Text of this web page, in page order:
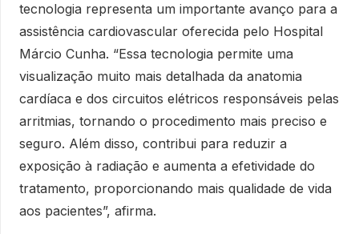
tecnologia representa um importante avanço para a
assistência cardiovascular oferecida pelo Hospital
Márcio Cunha. “Essa tecnologia permite uma
visualização muito mais detalhada da anatomia
cardíaca e dos circuitos elétricos responsáveis pelas
arritmias, tornando o procedimento mais preciso e
seguro. Além disso, contribui para reduzir a
exposição à radiação e aumenta a efetividade do
tratamento, proporcionando mais qualidade de vida
aos pacientes”, afirma.